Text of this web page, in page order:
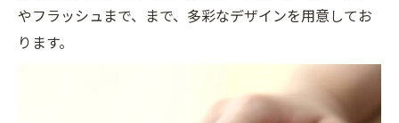
やフラッシュまで、まで、多彩なデザインを用意してお
ります。